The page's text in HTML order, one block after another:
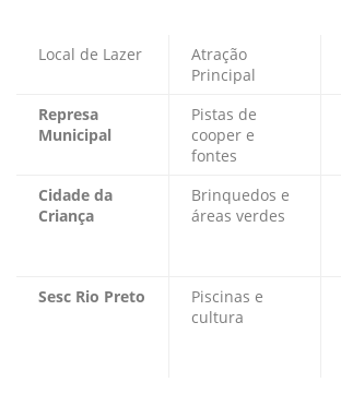
Local de Lazer
Atração
Principal
Represa
Municipal
Pistas de
cooper e
fontes
Cidade da
Criança
Brinquedos e
áreas verdes
Sesc Rio Preto
Piscinas e
cultura